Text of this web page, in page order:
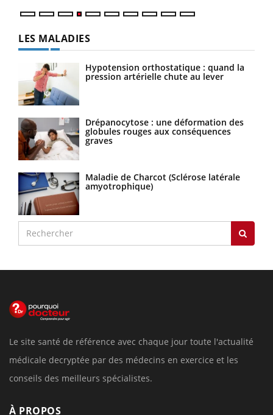
LES MALADIES
Hypotension orthostatique : quand la
pression artérielle chute au lever
Drépanocytose : une déformation des
globules rouges aux conséquences
graves
Maladie de Charcot (Sclérose latérale
amyotrophique)
Le site santé de référence avec chaque jour toute l'actualité
médicale decryptée par des médecins en exercice et les
conseils des meilleurs spécialistes.
À PROPOS